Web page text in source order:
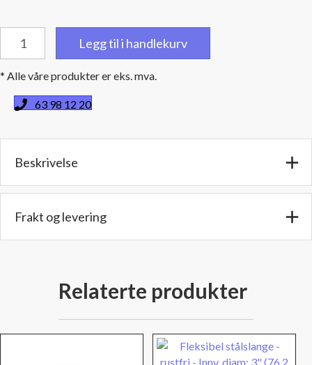
stålslange
galvanisert
Innv.
3/4"
mm)
Lengde:
cm
Legg til i handlekurv
* Alle våre produkter er eks. mva.
63 98 12 20
Beskrivelse
Frakt og levering
Relaterte produkter